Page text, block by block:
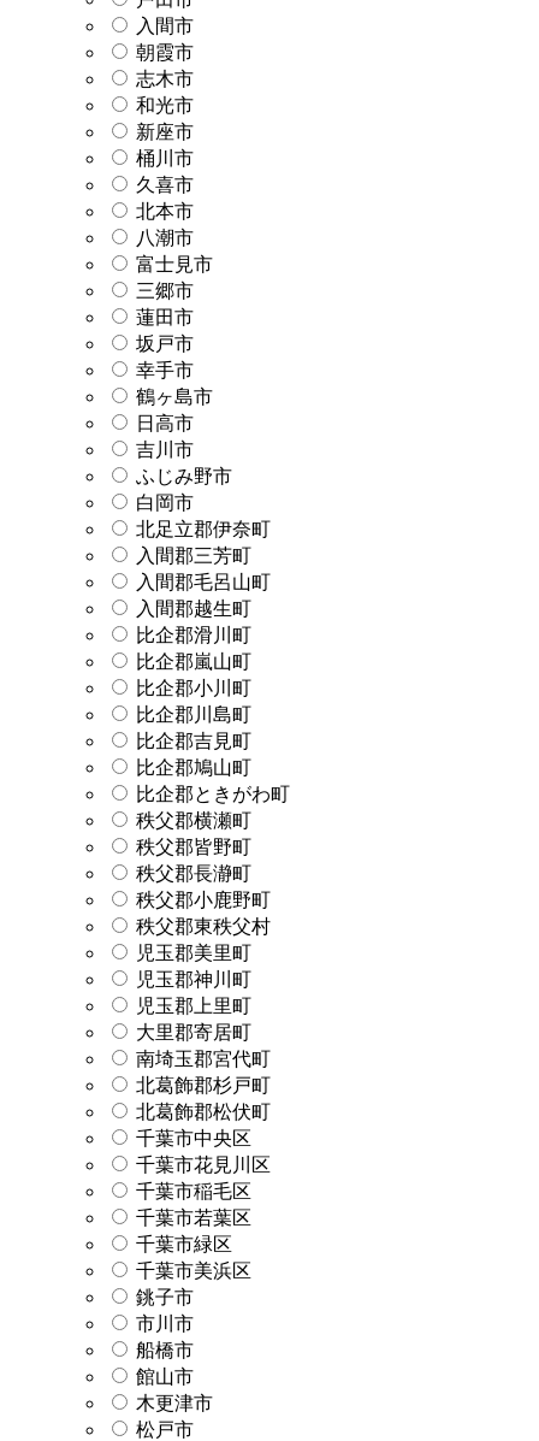
入間市
朝霞市
志木市
和光市
新座市
桶川市
久喜市
北本市
八潮市
富士見市
三郷市
蓮田市
坂戸市
幸手市
鶴ヶ島市
日高市
吉川市
ふじみ野市
白岡市
北足立郡伊奈町
入間郡三芳町
入間郡毛呂山町
入間郡越生町
比企郡滑川町
比企郡嵐山町
比企郡小川町
比企郡川島町
比企郡吉見町
比企郡鳩山町
比企郡ときがわ町
秩父郡横瀬町
秩父郡皆野町
秩父郡長瀞町
秩父郡小鹿野町
秩父郡東秩父村
児玉郡美里町
児玉郡神川町
児玉郡上里町
大里郡寄居町
南埼玉郡宮代町
北葛飾郡杉戸町
北葛飾郡松伏町
千葉市中央区
千葉市花見川区
千葉市稲毛区
千葉市若葉区
千葉市緑区
千葉市美浜区
銚子市
市川市
船橋市
館山市
木更津市
松戸市